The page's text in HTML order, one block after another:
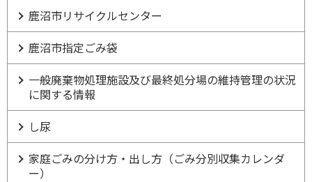
鹿沼市リサイクルセンター
鹿沼市指定ごみ袋
一般廃棄物処理施設及び最終処分場の維持管理の状況
に関する情報
し尿
家庭ごみの分け方・出し方（ごみ分別収集カレンダ
ー）